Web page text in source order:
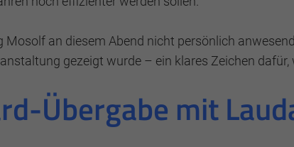
an diesem Abend nicht persönlich
gezeigt wurde – ein klares Zeichen
Übergabe mit